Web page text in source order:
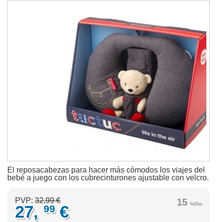
El reposacabezas para hacer más cómodos los viajes del
bebé a juego con los cubrecinturones ajustable con velcro.
15 %Dto
PVP: 32,99 €
27, 99 €